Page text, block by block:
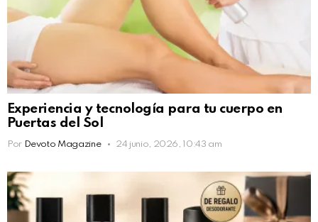
Experiencia y tecnología para tu cuerpo en
Puertas del Sol
Por Devoto Magazine 24 junio, 2026, 10:43 am